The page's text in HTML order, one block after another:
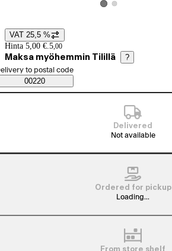
View product image 1
View product image 2
Price details
VAT 25,5 %
Hinta 5,00 €. 5,00
Maksa myöhemmin Tilillä ?
Saatavuustiedot
order method
to postal code
00220
Delivered
Not available
Ordered for pickup
Loading...
From store shelf